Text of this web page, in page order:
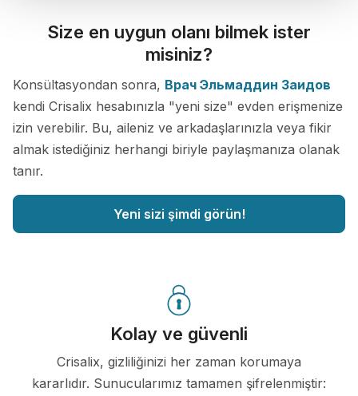
Size en uygun olanı bilmek ister
misiniz?
Konsültasyondan sonra, Врач Эльмаддин Заидов
kendi Crisalix hesabınızla "yeni size" evden erişmenize
izin verebilir. Bu, aileniz ve arkadaşlarınızla veya fikir
almak istediğiniz herhangi biriyle paylaşmanıza olanak
tanır.
Yeni sizi şimdi görün!
Kolay ve güvenli
Crisalix, gizliliğinizi her zaman korumaya
kararlıdır. Sunucularımız tamamen şifrelenmiştir: